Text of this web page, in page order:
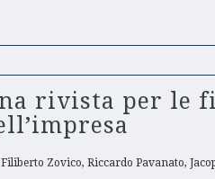
rivista per le
Filiberto Zovico, Riccardo Pavanato,